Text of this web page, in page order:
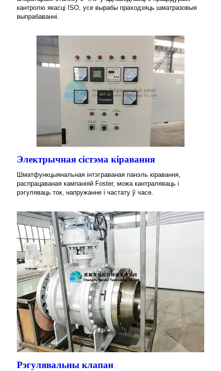
кантролю якасці ISO, усе вырабы праходзяць шматразовыя
выпрабаванні.
Электрычная сістэма кіравання
Шматфункцыянальная інтэграваная панэль кіравання,
распрацаваная кампаніяй Foster, можа кантраляваць і
рэгуляваць ток, напружанне і частату ў часе.
Рэгулявальны клапан